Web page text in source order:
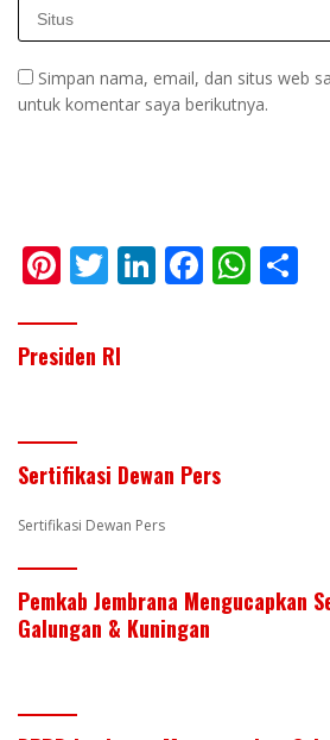
Simpan nama, email, dan situs web
untuk komentar saya berikutnya.
Pi
er
e
T
itt
er
Li F
k
W
Presiden RI
Sertifikasi Dewan Pers
Sertifikasi Dewan Pers
Pemkab Jembrana Mengucapkan
Galungan & Kuningan